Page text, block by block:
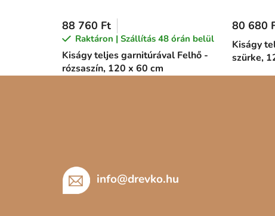
Kiságy teljes garnitúrával Felhő -
rózsaszín, 120 x 60 cm
88 760 Ft
Raktáron | Szállítás 48 órán belül
Kiságy
szürke,
80 680
info@drevko.hu